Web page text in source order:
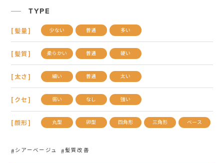
TYPE
[髪量] 少ない 普通 多い
[髪質] 柔らかい 普通 硬い
[太さ] 細い 普通 太い
[クセ] 弱い なし 強い
[顔形] 丸型 卵型 四角形 三角形 ベース
シアーベージュ 髪質改善